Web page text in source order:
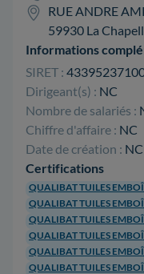
RUE ANDRE
59930 La
Informations
SIRET :
Dirigeant(s) : NC
Nombre de salariés :
Chiffre d'affaire : NC
Date de création : NC
Certifications
QUALIBAT TUILES
QUALIBAT TUILES
QUALIBAT TUILES
QUALIBAT TUILES
QUALIBAT TUILES
QUALIBAT TUILES